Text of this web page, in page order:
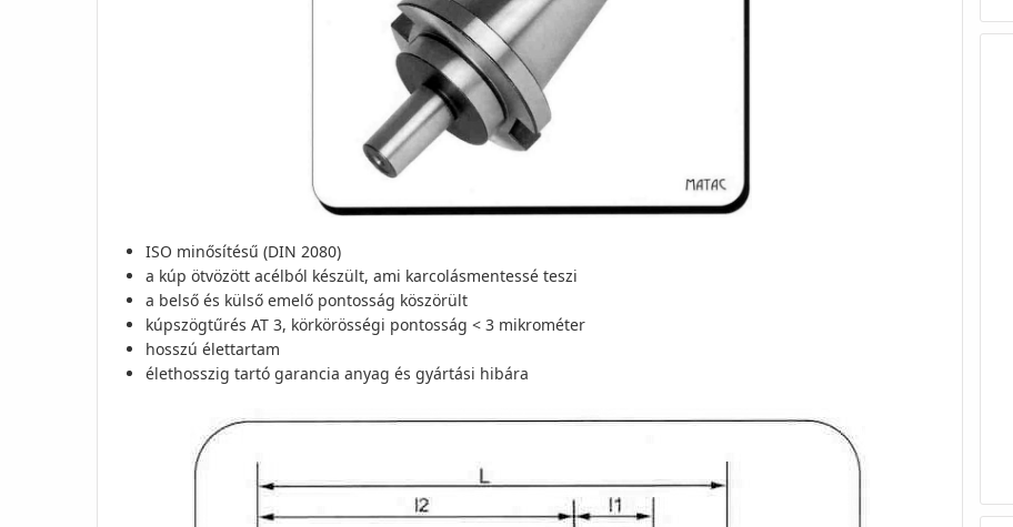
ISO minősítésű (DIN 2080)
a kúp ötvözött acélból készült, ami karcolásmentessé teszi
a belső és külső emelő pontosság köszörült
kúpszögtűrés AT 3, körkörösségi pontosság < 3 mikrométer
hosszú élettartam
élethosszig tartó garancia anyag és gyártási hibára